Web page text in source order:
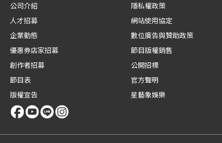
公司介紹
人才招募
企業動態
優惠券店家招募
創作者招募
節目表
版權宣告
隱私權政策
網站使用協定
數位廣告與贊助政策
節目版權銷售
公開招標
官方聲明
星藝象娛樂